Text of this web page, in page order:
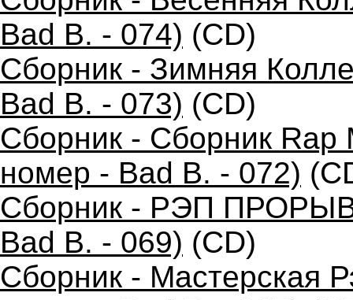
Bad B. - 074) (CD)
Сборник - Зимняя
Bad B. - 073) (CD)
Сборник - Сборник Rap
номер - Bad B. - 072)
Сборник - РЭП ПРОРЫВ
Bad B. - 069) (CD)
Сборник - Мастерская